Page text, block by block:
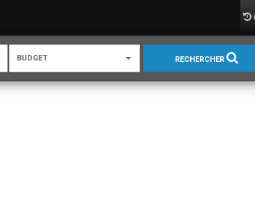
BUDGET RECHERCHER